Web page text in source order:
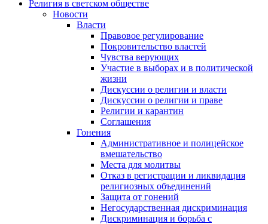
Религия в светском обществе
Новости
Власти
Правовое регулирование
Покровительство властей
Чувства верующих
Участие в выборах и в политической
жизни
Дискуссии о религии и власти
Дискуссии о религии и праве
Религии и карантин
Соглашения
Гонения
Административное и полицейское
вмешательство
Места для молитвы
Отказ в регистрации и ликвидация
религиозных объединений
Защита от гонений
Негосударственная дискриминация
Дискриминация и борьба с